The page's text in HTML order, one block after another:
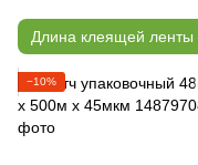
Длина клеящей ленты
−10%